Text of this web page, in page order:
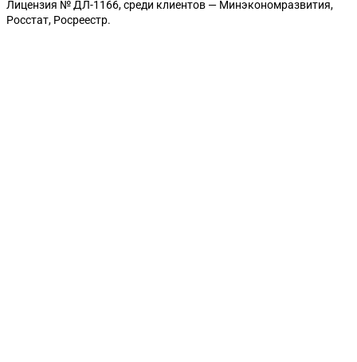
Лицензия № ДЛ-1166, среди клиентов — Минэкономразвития,
Росстат, Росреестр.